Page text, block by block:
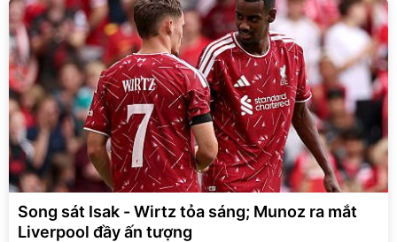
Song sát Isak - Wirtz tỏa sáng; Munoz ra mắt
Liverpool đầy ấn tượng